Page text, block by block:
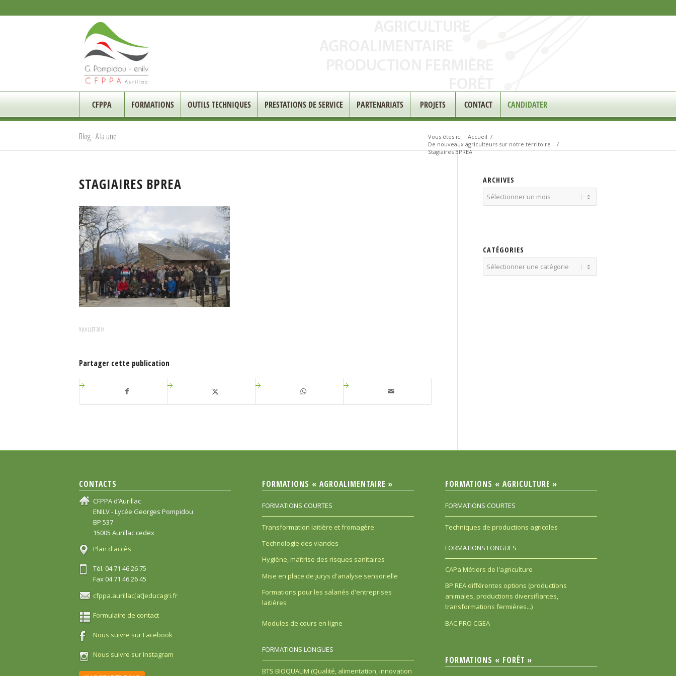
CFPPA FORMATIONS OUTILS TECHNIQUES PRESTATIONS DE SERVICE PARTENARIATS PROJETS CONTACT CANDIDATER
Blog - A la une Vous êtes ici : Accueil /
De nouveaux agriculteurs sur notre territoire ! /
Stagiaires BPREA
STAGIAIRES BPREA
9 JUILLET 2014
Partager cette publication
ARCHIVES
CATÉGORIES
Catégories
CONTACTS
CFPPA d’Aurillac
ENILV - Lycée Georges Pompidou
BP 537
15005 Aurillac cedex
Plan d'accès
Tél. 04 71 46 26 75
Fax 04 71 46 26 45
cfppa.aurillac[at]educagri.fr
Formulaire de contact
Nous suivre sur Facebook
Nous suivre sur Instagram
FORMATIONS « AGROALIMENTAIRE »
FORMATIONS COURTES
Transformation laitière et fromagère
Technologie des viandes
Hygiène, maîtrise des risques sanitaires
Mise en place de jurys d'analyse sensorielle
Formations pour les salariés d'entreprises
laitières
Modules de cours en ligne
FORMATIONS LONGUES
BTS BIOQUALIM (Qualité, alimentation, innovation
FORMATIONS « AGRICULTURE »
FORMATIONS COURTES
Techniques de productions agricoles
FORMATIONS LONGUES
CAPa Métiers de l'agriculture
BP REA différentes options (productions
animales, productions diversifiantes,
transformations fermières...)
BAC PRO CGEA
FORMATIONS « FORÊT »